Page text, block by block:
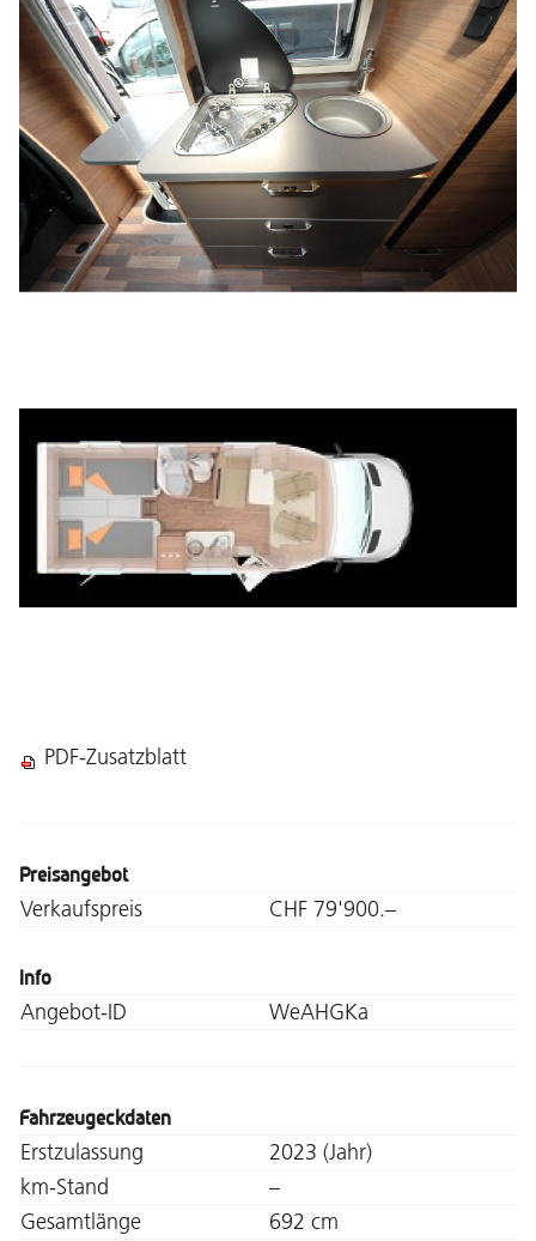
PDF-Zusatzblatt
Preisangebot
Verkaufspreis CHF 79'900.–
Info
Angebot-ID WeAHGKa
Fahrzeugeckdaten
Erstzulassung
2023 (Jahr)
km-Stand
–
Gesamtlänge
692 cm